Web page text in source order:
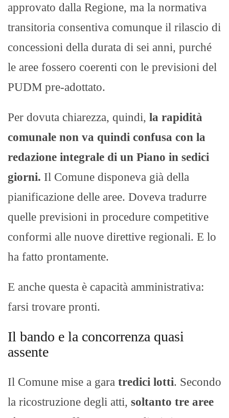
approvato dalla Regione, ma la normativa
transitoria consentiva comunque il rilascio di
concessioni della durata di sei anni, purché
le aree fossero coerenti con le previsioni del
PUDM pre-adottato.
Per dovuta chiarezza, quindi, la rapidità
comunale non va quindi confusa con la
redazione integrale di un Piano in sedici
giorni. Il Comune disponeva già della
pianificazione delle aree. Doveva tradurre
quelle previsioni in procedure competitive
conformi alle nuove direttive regionali. E lo
ha fatto prontamente.
E anche questa è capacità amministrativa:
farsi trovare pronti.
Il bando e la concorrenza quasi
assente
Il Comune mise a gara tredici lotti. Secondo
la ricostruzione degli atti, soltanto tre aree